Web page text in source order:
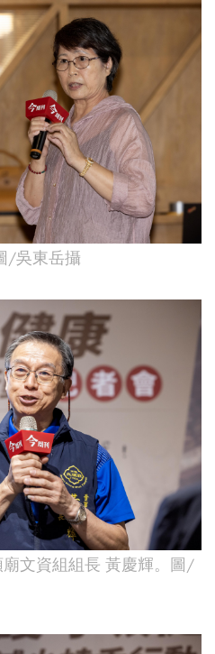
/吳東岳攝
文資組組長 黃慶輝。圖/